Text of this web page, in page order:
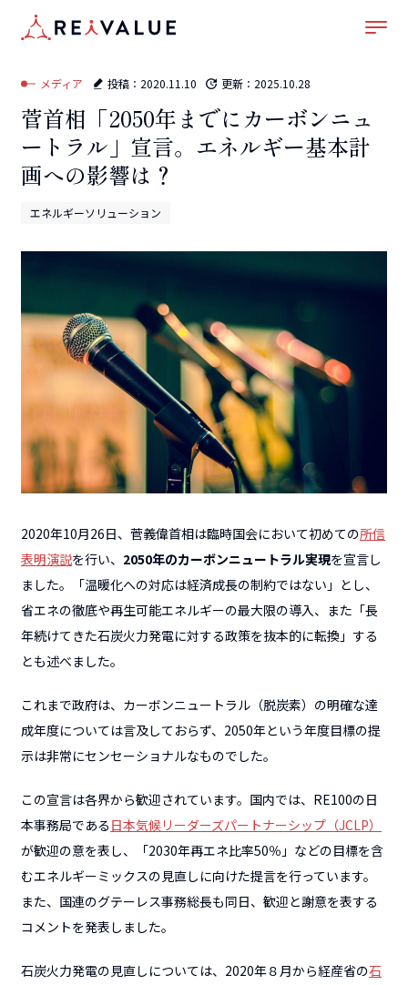
ホーム
ートラル」宣言。エネルギー基本計画への影響は？
メディア 投稿： 2020.11.10 更新： 2025.10.28
菅首相「2050年までにカーボンニュ
ートラル」宣言。エネルギー基本計
画への影響は？
エネルギーソリューション
2020年10月26日、菅義偉首相は臨時国会において初めての所信
表明演説を行い、 2050年のカーボンニュートラル実現を宣言し
ました。「温暖化への対応は経済成長の制約ではない」とし、
省エネの徹底や再生可能エネルギーの最大限の導入、また「長
年続けてきた石炭火力発電に対する政策を抜本的に転換」する
とも述べました。
これまで政府は、カーボンニュートラル（脱炭素）の明確な達
成年度については言及しておらず、2050年という年度目標の提
示は非常にセンセーショナルなものでした。
この宣言は各界から歓迎されています。国内では、RE100の日
本事務局である 日本気候リーダーズパートナーシップ（JCLP）
が歓迎の意を表し、「2030年再エネ比率50％」などの目標を含
むエネルギーミックスの見直しに向けた提言を行っています。
また、国連のグテーレス事務総長も同日、歓迎と謝意を表する
コメントを発表しました。
石炭火力発電の見直しについては、2020年８月から経産省の石